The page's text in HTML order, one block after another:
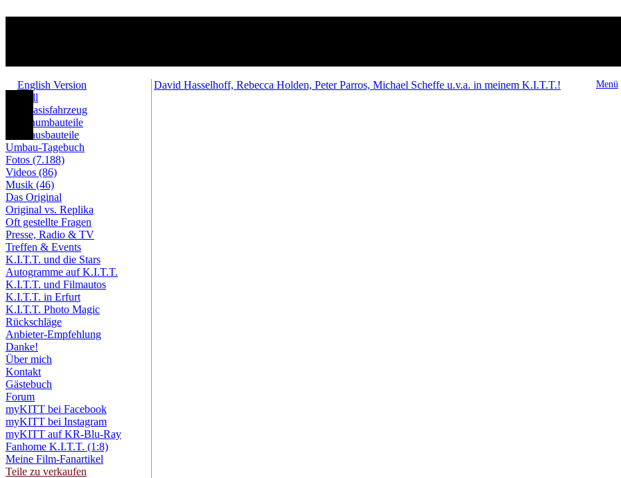
English Version David Hasselhoff, Rebecca Holden, Peter Parros, Michael Scheffe u.v.a. in meinem K.I.T.T.! Menü
Aktuell
Das Basisfahrzeug
Außenumbauteile
Innenausbauteile
Umbau-Tagebuch
Fotos (7.188)
Videos (86)
Musik (46)
Das Original
Original vs. Replika
Oft gestellte Fragen
Presse, Radio & TV
Treffen & Events
K.I.T.T. und die Stars
Autogramme auf K.I.T.T.
K.I.T.T. und Filmautos
K.I.T.T. in Erfurt
K.I.T.T. Photo Magic
Rückschläge
Anbieter-Empfehlung
Danke!
Über mich
Kontakt
Gästebuch
Forum
myKITT bei Facebook
myKITT bei Instagram
myKITT auf KR-Blu-Ray
Fanhome K.I.T.T. (1:8)
Meine Film-Fanartikel
Teile zu verkaufen